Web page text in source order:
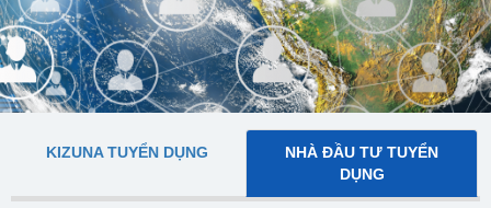
KIZUNA TUYỂN DỤNG
NHÀ ĐẦU TƯ TUYỂN
DỤNG